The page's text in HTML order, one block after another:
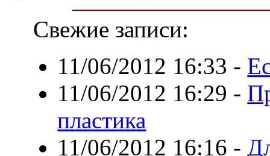
Свежие записи:
11/06/2012 16:33 -
11/06/2012 16:29 -
пластика
11/06/2012 16:16 -